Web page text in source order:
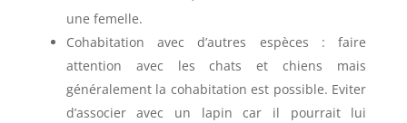
une femelle.
Cohabitation avec d’autres espèces : faire
attention avec les chats et chiens mais
généralement la cohabitation est possible. Eviter
d’associer avec un lapin car il pourrait lui